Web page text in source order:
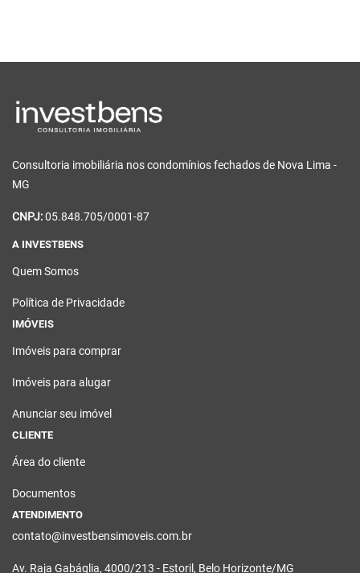
Consultoria imobiliária nos condomínios fechados de Nova Lima -
MG
CNPJ:05.848.705/0001-87
A INVESTBENS
Quem Somos
Política de Privacidade
IMÓVEIS
Imóveis para comprar
Imóveis para alugar
Anunciar seu imóvel
CLIENTE
Área do cliente
Documentos
ATENDIMENTO
contato@investbensimoveis.com.br
Av. Raja Gabáglia, 4000/213 - Estoril, Belo Horizonte/MG